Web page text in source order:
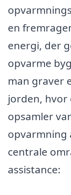
en
energi, der
opvarme
man graver
jorden, hvor
opsamler
opvarmning
centrale
assistance: